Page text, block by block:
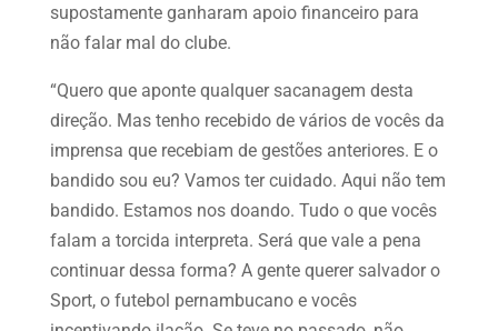
supostamente ganharam apoio financeiro para
não falar mal do clube.
“Quero que aponte qualquer sacanagem desta
direção. Mas tenho recebido de vários de vocês da
imprensa que recebiam de gestões anteriores. E o
bandido sou eu? Vamos ter cuidado. Aqui não tem
bandido. Estamos nos doando. Tudo o que vocês
falam a torcida interpreta. Será que vale a pena
continuar dessa forma? A gente querer salvador o
Sport, o futebol pernambucano e vocês